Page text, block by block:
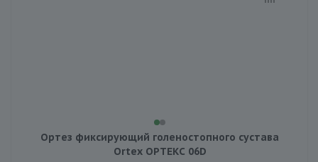
Ортез фиксирующий голеностопного сустава
Ortex ОРТЕКС 06D